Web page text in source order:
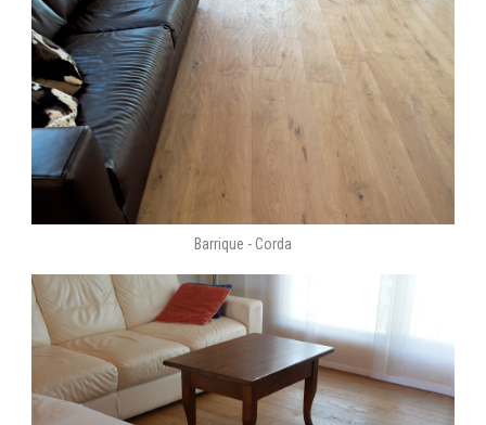
Barrique - Corda